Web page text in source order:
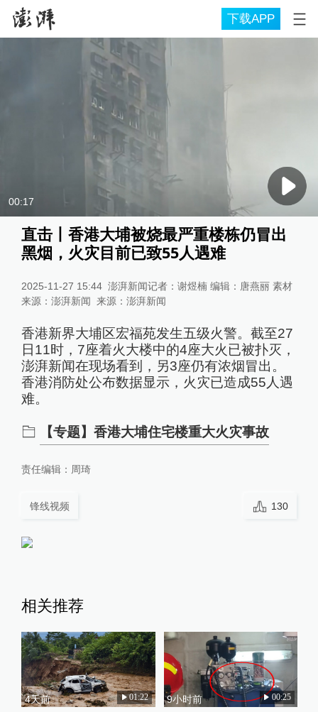
下载APP
00:17
直击丨香港大埔被烧最严重楼栋仍冒出
黑烟，火灾目前已致55人遇难
2025-11-27 15:44 澎湃新闻记者：谢煜楠 编辑：唐燕丽 素材
来源：澎湃新闻 来源： 澎湃新闻
香港新界大埔区宏福苑发生五级火警。截至27
日11时，7座着火大楼中的4座大火已被扑灭，
澎湃新闻在现场看到，另3座仍有浓烟冒出。
香港消防处公布数据显示，火灾已造成55人遇
难。
【专题】香港大埔住宅楼重大火灾事故
责任编辑： 周琦
锋线视频 130
相关推荐
4天前 01:22 9小时前 00:25